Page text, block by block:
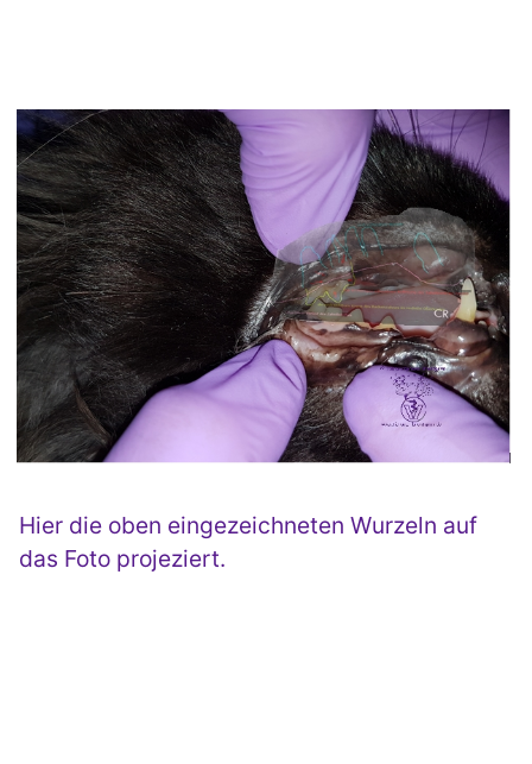
Hier die oben eingezeichneten Wurzeln auf
das Foto projeziert.